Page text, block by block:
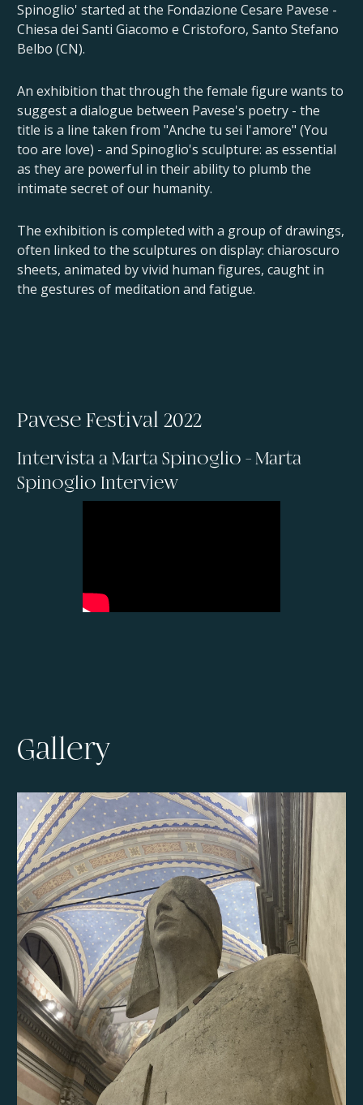
Spinoglio' started at the Fondazione Cesare Pavese -
Chiesa dei Santi Giacomo e Cristoforo, Santo Stefano
Belbo (CN).
An exhibition that through the female figure wants to
suggest a dialogue between Pavese's poetry - the
title is a line taken from "Anche tu sei l'amore" (You
too are love) - and Spinoglio's sculpture: as essential
as they are powerful in their ability to plumb the
intimate secret of our humanity.
The exhibition is completed with a group of drawings,
often linked to the sculptures on display: chiaroscuro
sheets, animated by vivid human figures, caught in
the gestures of meditation and fatigue.
Pavese Festival 2022
Intervista a Marta Spinoglio - Marta
Spinoglio Interview
Gallery